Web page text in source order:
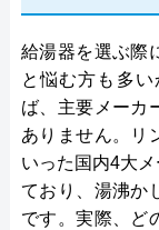
給湯器を選ぶ際
と悩む方も多
ば、主要メーカ
ありません。リ
いった国内4大
ており、湯沸か
です。実際、ど